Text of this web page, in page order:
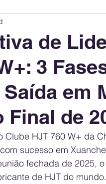
& ESG Index
Policy Brand Perception
de
3
em
de
HJT 760 W+ da
sucesso em
fechada de 2025,
de HJT do